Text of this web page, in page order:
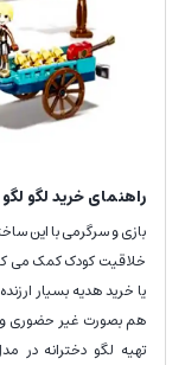
راهنمای خرید لگو لگو
بازی و سرگرمی با این
خلاقیت کودک کمک می
یا خرید هدیه بسیار
هم بصورت غیر حضوری و
تهیه لگو دخترانه در